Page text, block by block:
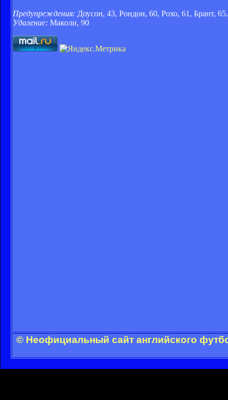
Предупреждения: Доусон, 43, Рондон, 60, Рохо, 61, Брант, 65.
Удаление: Маколи, 90
© Неофициальный сайт английского